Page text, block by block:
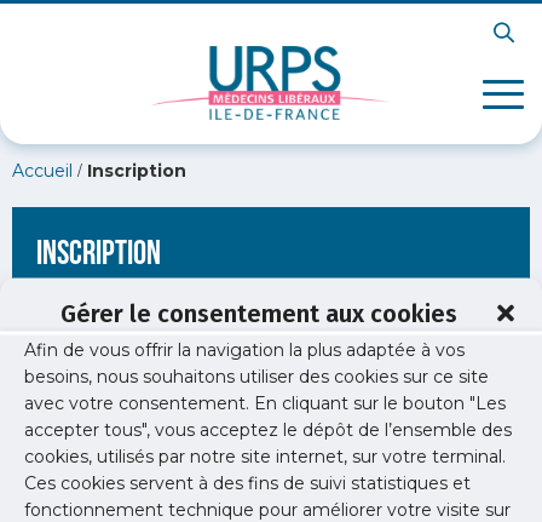
Gérer le consentement aux cookies
Afin de vous offrir la navigation la plus adaptée à vos
besoins, nous souhaitons utiliser des cookies sur ce site
avec votre consentement. En cliquant sur le bouton "Les
accepter tous", vous acceptez le dépôt de l’ensemble des
cookies, utilisés par notre site internet, sur votre terminal.
Ces cookies servent à des fins de suivi statistiques et
fonctionnement technique pour améliorer votre visite sur
Accueil / Inscription
Inscription
[wppb-register form_name="inscription"
redirect_url="https://www.urps-med-idf.org/souffrance-travail-
temps-forts-colloque/"]